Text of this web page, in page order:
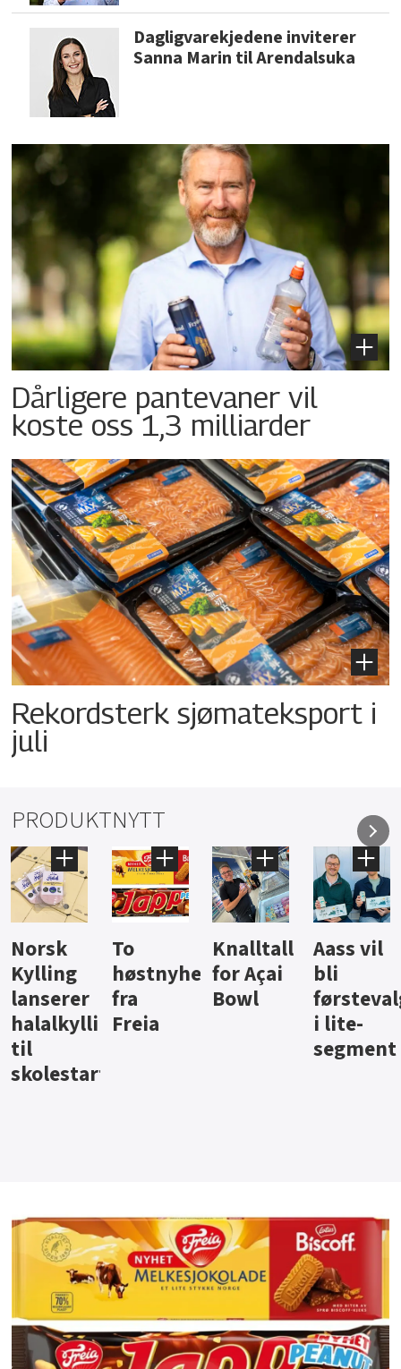
Dagligvarekjedene inviterer
Sanna Marin til Arendalsuka
Dårligere pantevaner vil
koste oss 1,3 milliarder
Rekordsterk sjømateksport i
juli
PRODUKTNYTT
Knalltall
for Açai
Bowl
Aass vil
bli
førstevalg
i lite-
Brus og
jus fra
Berentsen
Hard
iste fra
Hansa